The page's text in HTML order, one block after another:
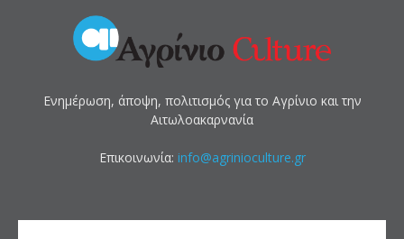
Ενημέρωση, άποψη, πολιτισμός για το Αγρίνιο και την
Αιτωλοακαρνανία
Επικοινωνία: info@agrinioculture.gr